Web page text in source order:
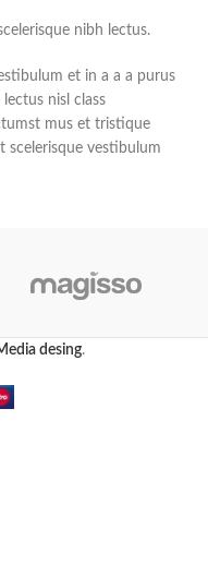
nibh lectus.
et in a a a purus
nisl class
mus et tristique
scelerisque vestibulum
desing.